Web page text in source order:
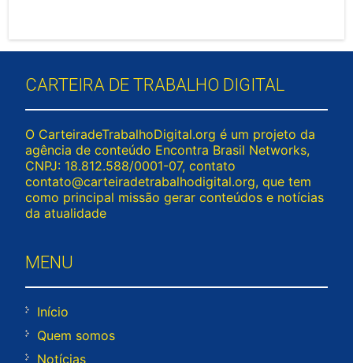
CARTEIRA DE TRABALHO DIGITAL
O CarteiradeTrabalhoDigital.org é um projeto da
agência de conteúdo Encontra Brasil Networks,
CNPJ: 18.812.588/0001-07, contato
contato@carteiradetrabalhodigital.org, que tem
como principal missão gerar conteúdos e notícias
da atualidade
MENU
Início
Quem somos
Notícias